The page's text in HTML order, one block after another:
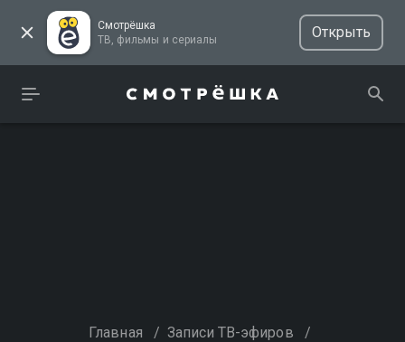
Смотрёшка
ТВ, фильмы и сериалы
Открыть
Главная / Записи ТВ-эфиров /